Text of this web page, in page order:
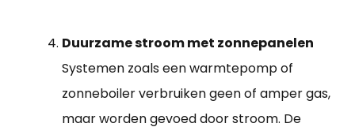
Duurzame stroom met zonnepanelen
Systemen zoals een warmtepomp of
zonneboiler verbruiken geen of amper gas,
maar worden gevoed door stroom. De